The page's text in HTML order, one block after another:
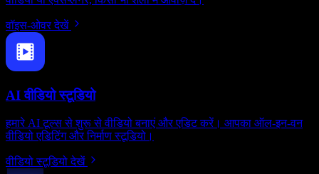
वॉइस-ओवर देखें
AI वीडियो स्टूडियो
हमारे AI टूल्स से शुरू से वीडियो बनाएं और एडिट करें। आपका ऑल-इन-वन
वीडियो एडिटिंग और निर्माण स्टूडियो।
वीडियो स्टूडियो देखें